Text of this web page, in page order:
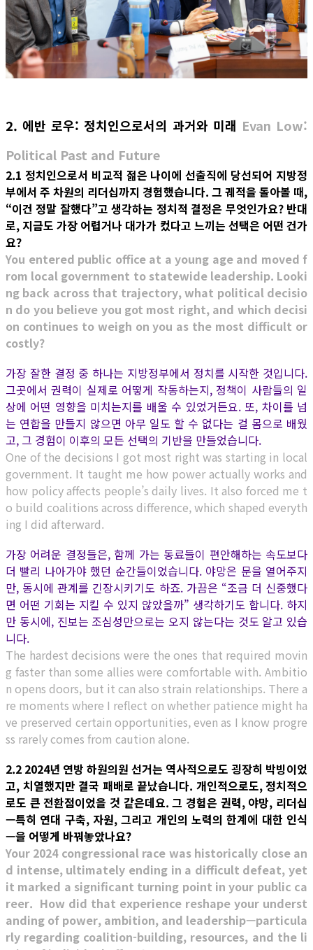
2. 에반 로우: 정치인으로서의 과거와 미래 Evan Low:
Political Past and Future
2.1 정치인으로서 비교적 젊은 나이에 선출직에 당선되어 지방정
부에서 주 차원의 리더십까지 경험했습니다. 그 궤적을 돌아볼 때,
“이건 정말 잘했다”고 생각하는 정치적 결정은 무엇인가요? 반대
로, 지금도 가장 어렵거나 대가가 컸다고 느끼는 선택은 어떤 건가
요?
You entered public office at a young age and moved f
rom local government to statewide leadership. Looki
ng back across that trajectory, what political decisio
n do you believe you got most right, and which decisi
on continues to weigh on you as the most difficult or
costly?
가장 잘한 결정 중 하나는 지방정부에서 정치를 시작한 것입니다.
그곳에서 권력이 실제로 어떻게 작동하는지, 정책이 사람들의 일
상에 어떤 영향을 미치는지를 배울 수 있었거든요. 또, 차이를 넘
는 연합을 만들지 않으면 아무 일도 할 수 없다는 걸 몸으로 배웠
고, 그 경험이 이후의 모든 선택의 기반을 만들었습니다.
One of the decisions I got most right was starting in local
government. It taught me how power actually works and
how policy affects people’s daily lives. It also forced me t
o build coalitions across difference, which shaped everyth
ing I did afterward.
가장 어려운 결정들은, 함께 가는 동료들이 편안해하는 속도보다
더 빨리 나아가야 했던 순간들이었습니다. 야망은 문을 열어주지
만, 동시에 관계를 긴장시키기도 하죠. 가끔은 “조금 더 신중했다
면 어떤 기회는 지킬 수 있지 않았을까” 생각하기도 합니다. 하지
만 동시에, 진보는 조심성만으로는 오지 않는다는 것도 알고 있습
니다.
The hardest decisions were the ones that required movin
g faster than some allies were comfortable with. Ambitio
n opens doors, but it can also strain relationships. There a
re moments where I reflect on whether patience might ha
ve preserved certain opportunities, even as I know progre
ss rarely comes from caution alone.
2.2 2024년 연방 하원의원 선거는 역사적으로도 굉장히 박빙이었
고, 치열했지만 결국 패배로 끝났습니다. 개인적으로도, 정치적으
로도 큰 전환점이었을 것 같은데요. 그 경험은 권력, 야망, 리더십
—특히 연대 구축, 자원, 그리고 개인의 노력의 한계에 대한 인식
—을 어떻게 바꿔놓았나요?
Your 2024 congressional race was historically close an
d intense, ultimately ending in a difficult defeat, yet
it marked a significant turning point in your public ca
reer. How did that experience reshape your underst
anding of power, ambition, and leadership—particula
rly regarding coalition-building, resources, and the li